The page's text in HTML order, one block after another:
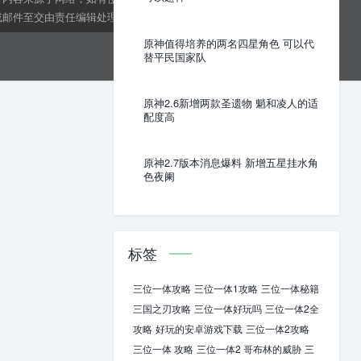
原神值得培养的两名四星角色 可以代
替平民国家队
原神2.6新增两款圣遗物 魈和凌人的适
配度高
原神2.7版本消息爆料 新增五星挂水角
色夜阑
标签
三位一体攻略 三位一体1攻略 三位一体秘籍
三国之刃攻略 三位一体好玩吗 三位一体2全
攻略 好玩的安卓游戏下载 三位一体2攻略
三位一体 攻略 三位一体2 哥布林的威胁 三
件至交由责任编辑处理。kens24dft@hotmail.com